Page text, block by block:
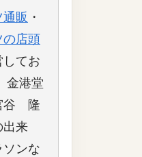
販 ・
の店頭
してお
金港堂
谷 隆
出来
ンな